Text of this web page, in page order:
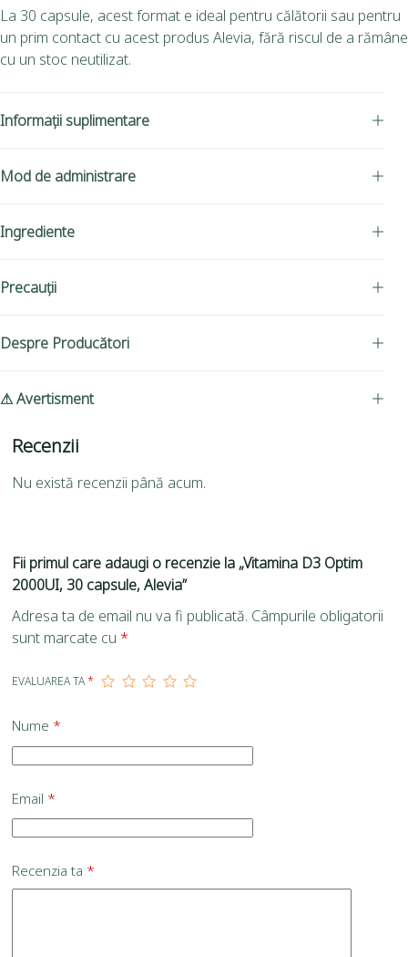
La 30 capsule, acest format e ideal pentru călătorii sau pentru
un prim contact cu acest produs Alevia, fără riscul de a rămâne
cu un stoc neutilizat.
Informații suplimentare
Mod de administrare
Ingrediente
Precauții
Despre Producători
⚠ Avertisment
Recenzii
Nu există recenzii până acum.
Fii primul care adaugi o recenzie la „Vitamina D3 Optim
2000UI, 30 capsule, Alevia”
Adresa ta de email nu va fi publicată. Câmpurile obligatorii
sunt marcate cu *
EVALUAREA TA*
Nume *
Email *
Recenzia ta *